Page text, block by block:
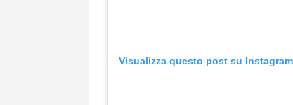
Visualizza questo post su Instagram